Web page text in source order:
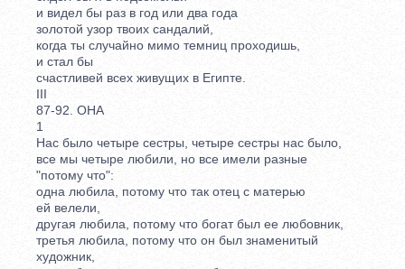
и видел бы раз в год или два года
золотой узор твоих сандалий,
когда ты случайно мимо темниц проходишь,
и стал бы
счастливей всех живущих в Египте.
III
87-92. ОНА
1
Нас было четыре сестры, четыре сестры нас было,
все мы четыре любили, но все имели разные
"потому что":
одна любила, потому что так отец с матерью
ей велели,
другая любила, потому что богат был ее любовник,
третья любила, потому что он был знаменитый
художник,